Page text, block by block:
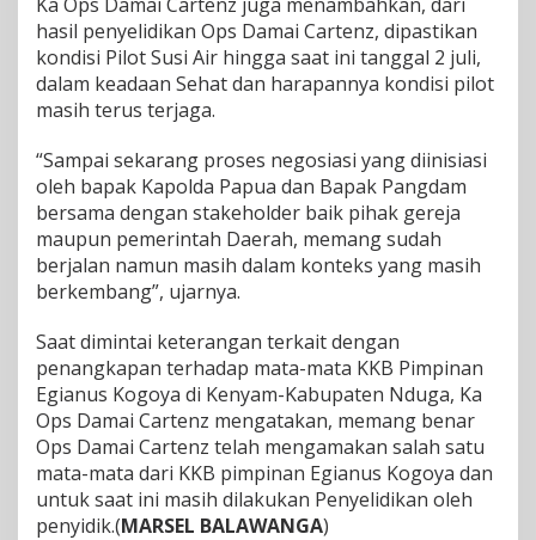
n
y
a
M
c
a
r
i
S
e
s
s
i
hasil penyelidikan Ops Damai Cartenz, dipastikan
kondisi Pilot Susi Air hingga saat ini tanggal 2 juli,
dalam keadaan Sehat dan harapannya kondisi pilot
masih terus terjaga.
“Sampai sekarang proses negosiasi yang diinisiasi
oleh bapak Kapolda Papua dan Bapak Pangdam
bersama dengan stakeholder baik pihak gereja
maupun pemerintah Daerah, memang sudah
berjalan namun masih dalam konteks yang masih
berkembang”, ujarnya.
Saat dimintai keterangan terkait dengan
penangkapan terhadap mata-mata KKB Pimpinan
Egianus Kogoya di Kenyam-Kabupaten Nduga, Ka
Ops Damai Cartenz mengatakan, memang benar
Ops Damai Cartenz telah mengamakan salah satu
mata-mata dari KKB pimpinan Egianus Kogoya dan
untuk saat ini masih dilakukan Penyelidikan oleh
penyidik.(MARSEL BALAWANGA)